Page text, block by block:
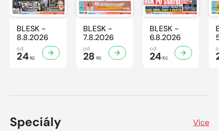
BLESK -
8.8.2026
od
24Kč
BLESK -
7.8.2026
od
28 Kč
BLESK -
6.8.2026
od
24Kč
Speciály Více